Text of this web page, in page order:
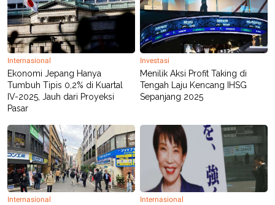
SITEMAPPROFILETERM
OF
USE
PEDOMAN
PEMBERITAAN
SIBER
PRIVACY
POLICY
Internasional
Ekonomi Jepang Hanya
Tumbuh Tipis 0,2% di Kuartal
IV-2025, Jauh dari Proyeksi
Pasar
Investasi
Menilik Aksi Profit Taking di
Tengah Laju Kencang IHSG
Sepanjang 2025
Internasional Internasional